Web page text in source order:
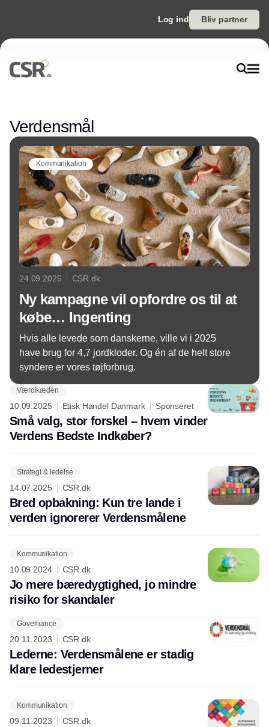
Log ind Bliv partner
Verdensmål
Kommunikation
24.09.2025 CSR.dk
Ny kampagne vil opfordre os til at
købe… Ingenting
Hvis alle levede som danskerne, ville vi i 2025
have brug for 4,7 jordkloder. Og én af de helt store
syndere er vores tøjforbrug.
Værdikæden
10.09.2025 Etisk Handel Danmark Sponseret
Små valg, stor forskel – hvem vinder
Verdens Bedste Indkøber?
Strategi & ledelse
14.07.2025 CSR.dk
Bred opbakning: Kun tre lande i
verden ignorerer Verdensmålene
Kommunikation
10.09.2024 CSR.dk
Jo mere bæredygtighed, jo mindre
risiko for skandaler
Governance
20.11.2023 CSR.dk
Lederne: Verdensmålene er stadig
klare ledestjerner
Kommunikation
09.11.2023 CSR.dk